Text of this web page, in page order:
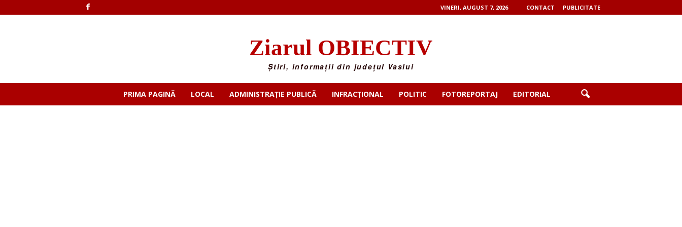
VINERI, AUGUST 7, 2026 CONTACT PUBLICITATE
Ziarul OBIECTIV
Știri, informații din județul Vaslui
PRIMA PAGINĂ LOCAL ADMINISTRAȚIE PUBLICĂ INFRACȚIONAL POLITIC FOTOREPORTAJ EDITORIAL